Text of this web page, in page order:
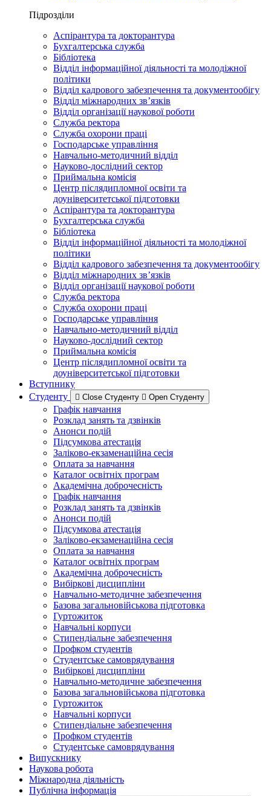
Підрозділи
Аспірантура та докторантура
Бухгалтерська служба
Бібліотека
Відділ інформаційної діяльності та молодіжної
політики
Відділ кадрового забезпечення та документообігу
Відділ міжнародних зв’язків
Відділ організації наукової роботи
Служба ректора
Служба охорони праці
Господарське управління
Навчально-методичний відділ
Науково-дослідний сектор
Приймальна комісія
Центр післядипломної освіти та
доуніверситетської підготовки
Аспірантура та докторантура
Бухгалтерська служба
Бібліотека
Відділ інформаційної діяльності та молодіжної
політики
Відділ кадрового забезпечення та документообігу
Відділ міжнародних зв’язків
Відділ організації наукової роботи
Служба ректора
Служба охорони праці
Господарське управління
Навчально-методичний відділ
Науково-дослідний сектор
Приймальна комісія
Центр післядипломної освіти та
доуніверситетської підготовки
Вступнику
Студенту
Close Студенту Open Студенту
Графік навчання
Розклад занять та дзвінків
Анонси подій
Підсумкова атестація
Заліково-екзаменаційна сесія
Оплата за навчання
Каталог освітніх програм
Академічна доброчесність
Графік навчання
Розклад занять та дзвінків
Анонси подій
Підсумкова атестація
Заліково-екзаменаційна сесія
Оплата за навчання
Каталог освітніх програм
Академічна доброчесність
Вибіркові дисципліни
Навчально-методичне забезпечення
Базова загальновійськова підготовка
Гуртожиток
Навчальні корпуси
Стипендіальне забезпечення
Профком студентів
Студентське самоврядування
Вибіркові дисципліни
Навчально-методичне забезпечення
Базова загальновійськова підготовка
Гуртожиток
Навчальні корпуси
Стипендіальне забезпечення
Профком студентів
Студентське самоврядування
Випускнику
Наукова робота
Міжнародна діяльність
Публічна інформація